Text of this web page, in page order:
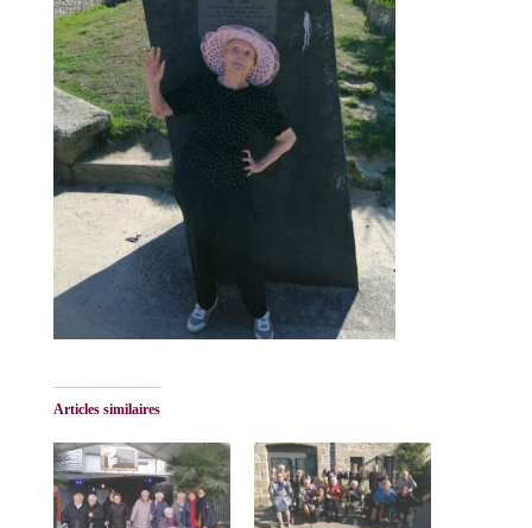
Articles similaires